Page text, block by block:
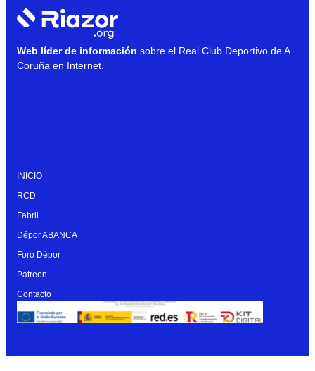
Web líder de información sobre el Real Club Deportivo de A
Coruña en Internet.
INICIO
RCD
Fabril
Dépor ABANCA
Foro Dépor
Patreon
Contacto